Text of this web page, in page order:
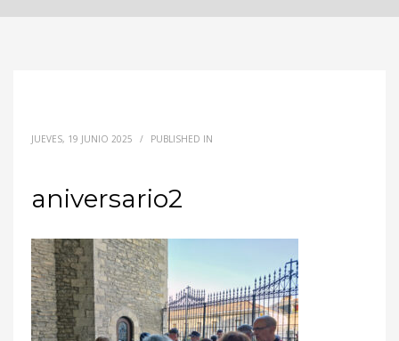
JUEVES, 19 JUNIO 2025 / PUBLISHED IN
aniversario2